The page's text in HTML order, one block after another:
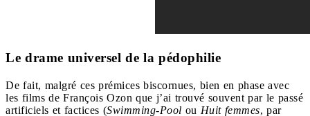
Le drame universel de la pédophilie
De fait, malgré ces prémices biscornues, bien en phase avec
les films de François Ozon que j’ai trouvé souvent par le passé
artificiels et factices (Swimming-Pool ou Huit femmes, par